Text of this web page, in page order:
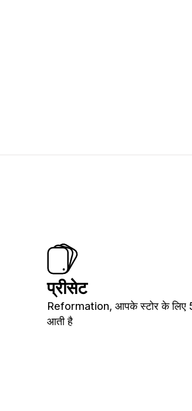
प्रीसेट
Reformation, आपके स्टोर के लिए
आती है